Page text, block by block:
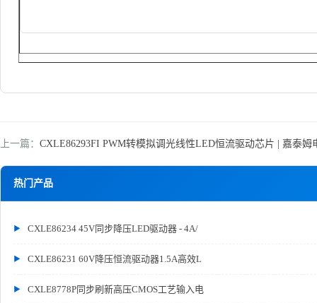
热门产品
CXLE86234 45V同步降压LED驱动器 - 4A/
CXLE86231 60V降压恒流驱动器1.5A高效L
CXLE8778P同步刷新高压CMOS工艺输入电
上一篇： CXLE86293FI PWM转模拟调光线性LED恒流驱动芯片 | 嘉泰姆